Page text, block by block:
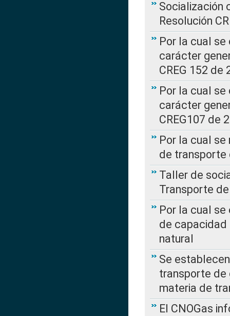
Socialización
Resolución
Por la cual
carácter
CREG 152 de
Por la cual
carácter
CREG107 de
Por la cual
de transporte
Taller de
Transporte
Por la cual
de capacidad
natural
Se
transporte de
materia de
El CNOGas